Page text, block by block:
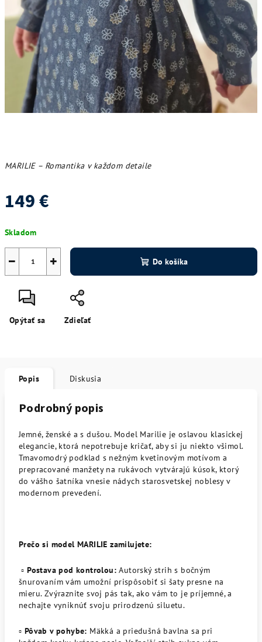
MARILIE – Romantika v každom detaile
149 €
cena:
Skladom
+
− Do košíka
Opýtať sa Zdieľať
Popis Diskusia
Podrobný popis
Jemné, ženské a s dušou. Model Marilie je oslavou klasickej
elegancie, ktorá nepotrebuje kričať, aby si ju niekto všimol.
Tmavomodrý podklad s nežným kvetinovým motívom a
prepracované manžety na rukávoch vytvárajú kúsok, ktorý
do vášho šatníka vnesie nádych starosvetskej noblesy v
modernom prevedení.
Prečo si model MARILIE zamilujete:
▫️ Postava pod kontrolou: Autorský strih s bočným
šnurovaním vám umožní prispôsobiť si šaty presne na
mieru. Zvýraznite svoj pás tak, ako vám to je príjemné, a
nechajte vyniknúť svoju prirodzenú siluetu.
▫️ Pôvab v pohybe: Mäkká a priedušná bavlna sa pri